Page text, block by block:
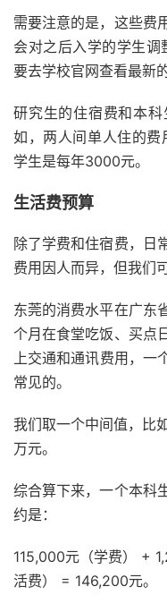
需要注意的是，这些费
会对之后入学的学生
要去学校官网查看最新
研究生的住宿费和本
如，两人间单人住的
学生是每年3000元。
生活费预算
除了学费和住宿费，日
费用因人而异，但我们
东莞的消费水平在广东
个月在食堂吃饭、买点
上交通和通讯费用，一
常见的。
我们取一个中间值，比
万元。
综合算下来，一个本科
约是：
115,000元（学费） +
活费） = 146,200元。